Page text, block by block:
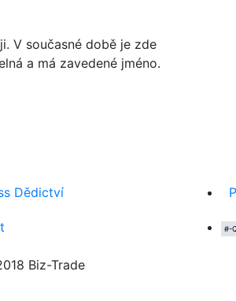
V současné době je zde
a má zavedené jméno.
Dědictví
Biz-Trade